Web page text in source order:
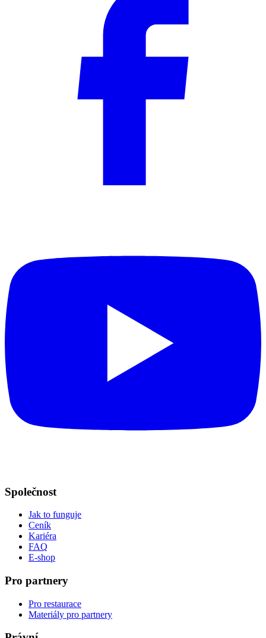
Společnost
Jak to funguje
Ceník
Kariéra
FAQ
E-shop
Pro partnery
Pro restaurace
Materiály pro partnery